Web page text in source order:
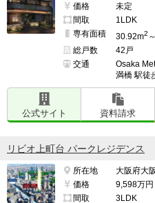
価格
未定
間取
1LDK
専有面積
30.92m2
総戸数
42戸
交通
Osaka
満橋 駅徒
公式サイト 資料請求
リビオ上町台 パークレジデンス
所在地
大阪府大
価格
9,598万
間取
3LDK